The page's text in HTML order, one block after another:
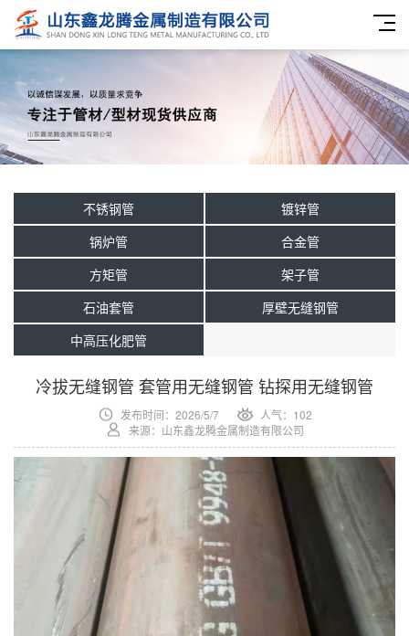
不锈钢管
镀锌管
锅炉管
合金管
方矩管
架子管
石油套管
厚壁无缝钢管
中高压化肥管
冷拔无缝钢管 套管用无缝钢管 钻探用无缝钢管
发布时间：2026/5/7
人气：102
来源：山东鑫龙腾金属制造有限公司